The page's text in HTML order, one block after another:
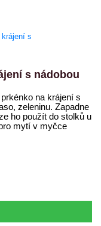
s nádobou
na krájení s
zeleninu. Zapadne
ho použít do stolků u
mytí v myčce